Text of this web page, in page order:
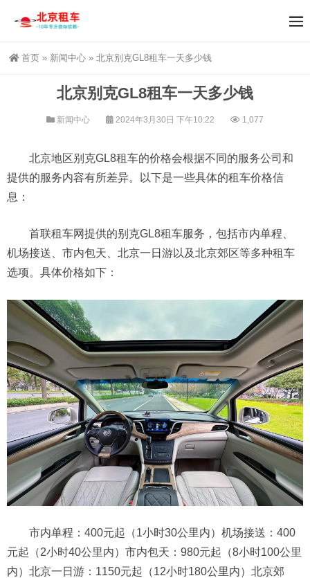
首页 » 新闻中心 » 北京别克GL8租车一天多少钱
北京别克GL8租车一天多少钱
新闻中心 2024年3月30日 下午10:22 1,077
北京地区别克GL8租车的价格会根据不同的服务公司和
提供的服务内容有所差异。以下是一些具体的租车价格信
息：
首联租车网提供的别克GL8租车服务，包括市内单程、
机场接送、市内包天、北京一日游以及北京郊区等多种租车
选项。具体价格如下：
市内单程：400元起（1小时30公里内）机场接送：400
元起（2小时40公里内）市内包天：980元起（8小时100公里
内）北京一日游：1150元起（12小时180公里内）北京郊